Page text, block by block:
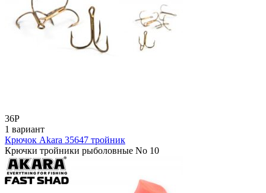
36Р
1 вариант
Крючок Akara 35647 тройник
Крючки тройники рыболовные No 10